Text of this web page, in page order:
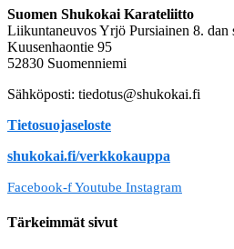
Suomen Shukokai Karateliitto
Liikuntaneuvos Yrjö Pursiainen 8. dan
Kuusenhaontie 95
52830 Suomenniemi
Sähköposti: tiedotus@shukokai.fi
Tietosuojaseloste
shukokai.fi/verkkokauppa
Facebook-fYoutube Instagram
Tärkeimmät sivut